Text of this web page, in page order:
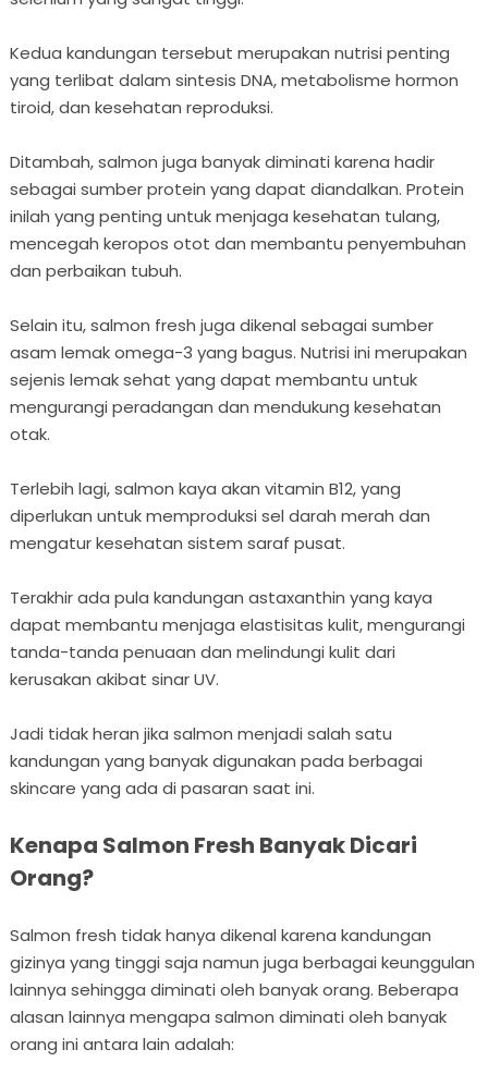
Kedua kandungan tersebut merupakan nutrisi penting
yang terlibat dalam sintesis DNA, metabolisme hormon
tiroid, dan kesehatan reproduksi.
Ditambah, salmon juga banyak diminati karena hadir
sebagai sumber protein yang dapat diandalkan. Protein
inilah yang penting untuk menjaga kesehatan tulang,
mencegah keropos otot dan membantu penyembuhan
dan perbaikan tubuh.
Selain itu, salmon fresh juga dikenal sebagai sumber
asam lemak omega-3 yang bagus. Nutrisi ini merupakan
sejenis lemak sehat yang dapat membantu untuk
mengurangi peradangan dan mendukung kesehatan
otak.
Terlebih lagi, salmon kaya akan vitamin B12, yang
diperlukan untuk memproduksi sel darah merah dan
mengatur kesehatan sistem saraf pusat.
Terakhir ada pula kandungan astaxanthin yang kaya
dapat membantu menjaga elastisitas kulit, mengurangi
tanda-tanda penuaan dan melindungi kulit dari
kerusakan akibat sinar UV.
Jadi tidak heran jika salmon menjadi salah satu
kandungan yang banyak digunakan pada berbagai
skincare yang ada di pasaran saat ini.
Kenapa Salmon Fresh Banyak Dicari
Orang?
Salmon fresh tidak hanya dikenal karena kandungan
gizinya yang tinggi saja namun juga berbagai keunggulan
lainnya sehingga diminati oleh banyak orang. Beberapa
alasan lainnya mengapa salmon diminati oleh banyak
orang ini antara lain adalah: